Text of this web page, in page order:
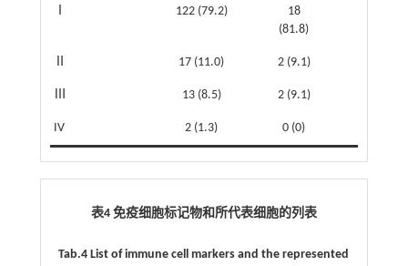
122 (79.2)
18
(81.8)
17 (11.0) 2 (9.1)
13 (8.5) 2 (9.1)
IV 2 (1.3) 0 (0)
表4 免疫细胞标记物和所代表细胞的列表
Tab.4 List of immune cell markers and the represented